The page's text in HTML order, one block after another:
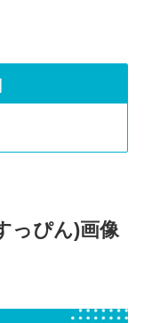
っぴん)画像